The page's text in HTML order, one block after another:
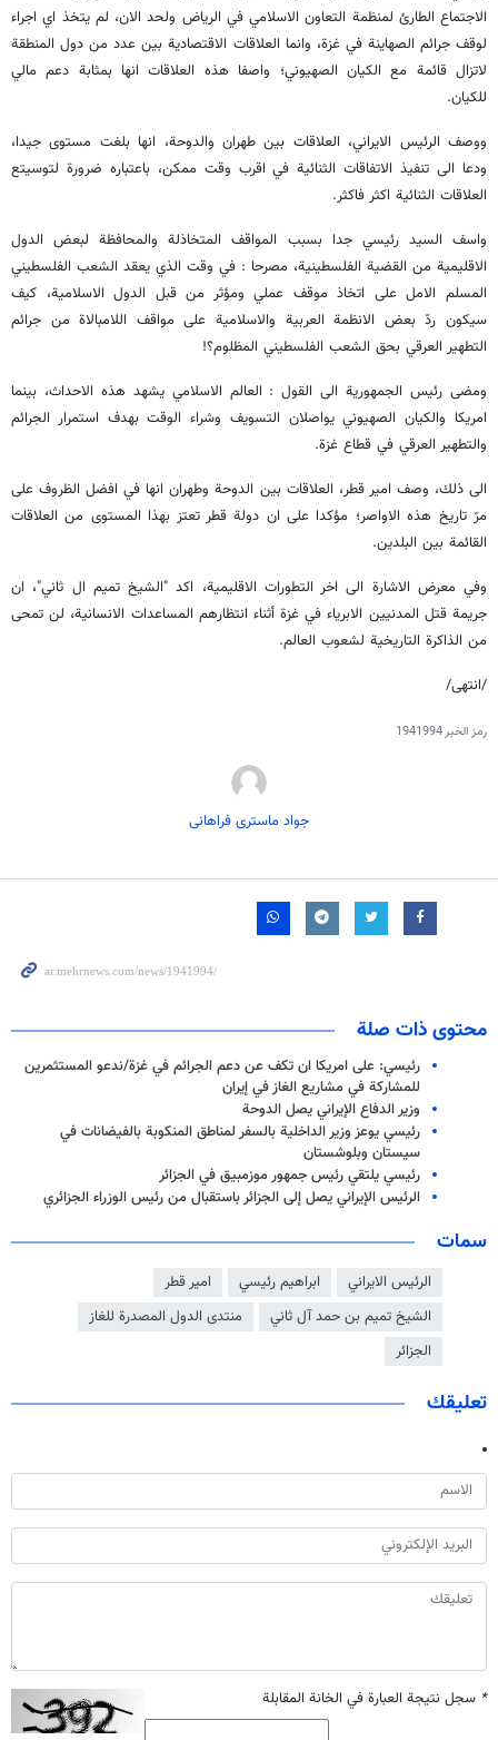
الاجتماع الطارئ لمنظمة التعاون الاسلامي في الرياض ولحد الان، لم يتخذ اي اجراء
لوقف جرائم الصهاينة في غزة، وانما العلاقات الاقتصادية بين عدد من دول المنطقة
لاتزال قائمة مع الكيان الصهيوني؛ واصفا هذه العلاقات انها بمثابة دعم مالي
للكيان.
ووصف الرئيس الايراني، العلاقات بين طهران والدوحة، انها بلغت مستوى جيدا،
ودعا الى تنفيذ الاتفاقات الثنائية في اقرب وقت ممكن، باعتباره ضرورة لتوسيتع
العلاقات الثنائية اكثر فاكثر.
واسف السيد رئيسي جدا بسبب المواقف المتخاذلة والمحافظة لبعض الدول
الاقليمية من القضية الفلسطينية، مصرحا : في وقت الذي يعقد الشعب الفلسطيني
المسلم الامل على اتخاذ موقف عملي ومؤثر من قبل الدول الاسلامية، كيف
سيكون ردّ بعض الانظمة العربية والاسلامية على مواقف اللامبالاة من جرائم
التطهير العرقي بحق الشعب الفلسطيني المظلوم؟!
ومضى رئيس الجمهورية الى القول : العالم الاسلامي يشهد هذه الاحداث، بينما
امريكا والكيان الصهيوني يواصلان التسويف وشراء الوقت بهدف استمرار الجرائم
والتطهير العرقي في قطاع غزة.
الى ذلك، وصف امير قطر، العلاقات بين الدوحة وطهران انها في افضل الظروف على
مرّ تاريخ هذه الاواصر؛ مؤكدا على ان دولة قطر تعتز بهذا المستوى من العلاقات
القائمة بين البلدين.
وفي معرض الاشارة الى اخر التطورات الاقليمية، اكد "الشيخ تميم ال ثاني"، ان
جريمة قتل المدنيين الابرياء في غزة أثناء انتظارهم المساعدات الانسانية، لن تمحى
من الذاكرة التاريخية لشعوب العالم.
/انتهى/
رمز الخبر1941994
جواد ماستری فراهانی
محتوى ذات صلة
رئيسي: على امريكا ان تكف عن دعم الجرائم في غزة/ندعو المستثمرين
للمشاركة في مشاريع الغاز في إيران
وزير الدفاع الإيراني يصل الدوحة
رئيسي يوعز وزير الداخلية بالسفر لمناطق المنكوبة بالفيضانات في
سيستان وبلوشستان
رئيسي يلتقي رئيس جمهور موزمبيق في الجزائر
الرئيس الإيراني يصل إلى الجزائر باستقبال من رئيس الوزراء الجزائري
سمات
الرئيس الايراني ابراهيم رئيسي
امير قطر
الشيخ تميم بن حمد آل ثاني
منتدى الدول المصدرة للغاز
الجزائر
تعليقك
* سجل نتيجة العبارة في الخانة المقابلة